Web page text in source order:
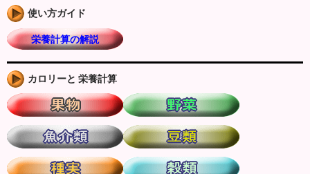
使い方ガイド
栄養計算の解説
カロリーと 栄養計算